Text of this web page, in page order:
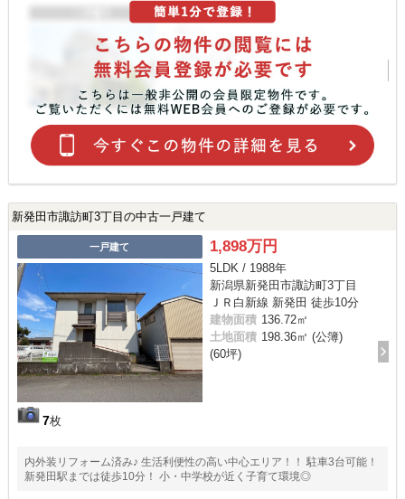
新発田市諏訪町3丁目の中古一戸建て
一戸建て
7枚
1,898万円
5LDK / 1988年
新潟県新発田市諏訪町3丁目
ＪＲ白新線 新発田 徒歩10分
建物面積 136.72㎡
土地面積 198.36㎡ (公簿)
(60坪)
内外装リフォーム済み♪ 生活利便性の高い中心エリア！！ 駐車3台可能！
新発田駅までは徒歩10分！ 小・中学校が近く子育て環境◎